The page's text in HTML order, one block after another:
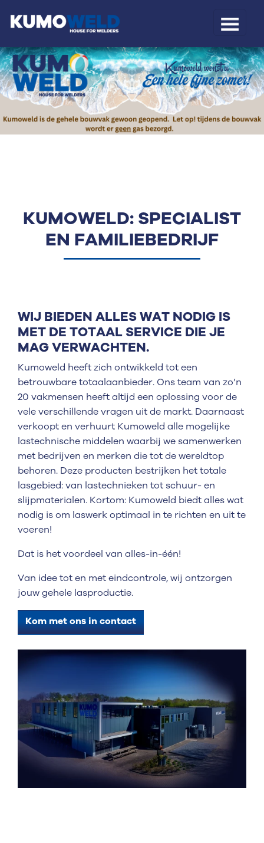
KUMOWELD: SPECIALIST
EN FAMILIEBEDRIJF
WIJ BIEDEN ALLES WAT NODIG IS
MET DE TOTAAL SERVICE DIE JE
MAG VERWACHTEN.
Kumoweld heeft zich ontwikkeld tot een
betrouwbare totaalaanbieder. Ons team van zo’n
20 vakmensen heeft altijd een oplossing voor de
vele verschillende vragen uit de markt. Daarnaast
verkoopt en verhuurt Kumoweld alle mogelijke
lastechnische middelen waarbij we samenwerken
met bedrijven en merken die tot de wereldtop
behoren. Deze producten bestrijken het totale
lasgebied: van lastechnieken tot schuur- en
slijpmaterialen. Kortom: Kumoweld biedt alles wat
nodig is om laswerk optimaal in te richten en uit te
voeren!
Dat is het voordeel van alles-in-één!
Van idee tot en met eindcontrole, wij ontzorgen
jouw gehele lasproductie.
Kom met ons in contact